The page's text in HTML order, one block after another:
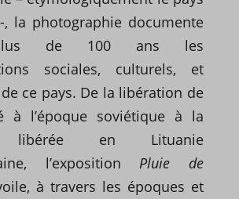
la photographie documente
de 100 ans les
sociales, culturels, et
ce pays. De la libération de
à l’époque soviétique à la
libérée en Lituanie
l’exposition Pluie de
à travers les époques et